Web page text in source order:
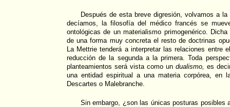
Después de esta breve digresión, volvamos a
decíamos, la filosofía del médico francés se
ontológicas de un materialismo primogenérico.
de una forma muy concreta el resto de doctrinas
La Mettrie tenderá a interpretar las relaciones entre
reducción de la segunda a la primera. Toda
planteamientos será vista como un dualismo, es
una entidad espiritual a una materia corpórea, en
Descartes o Malebranche.
Sin embargo, ¿son las únicas posturas posibles